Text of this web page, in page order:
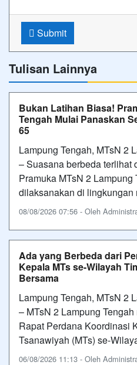
Submit
Tulisan Lainnya
Bukan Latihan Biasa!
Tengah Mulai Panaskan
65
Lampung Tengah, MTsN 2
– Suasana berbeda terlihat
Pramuka MTsN 2
dilaksanakan di lingkungan
08/08/2026 07:56 - Oleh
Ada yang Berbeda dari
Kepala MTs se-Wilayah
Bersama
Lampung Tengah, MTsN 2
– MTsN 2 Lampung
Rapat Perdana Koordinasi
Tsanawiyah (MTs) se-
06/08/2026 11:13 - Oleh